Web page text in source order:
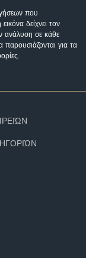
που
δείχνει τον
ανάλυση σε κάθε
για τα